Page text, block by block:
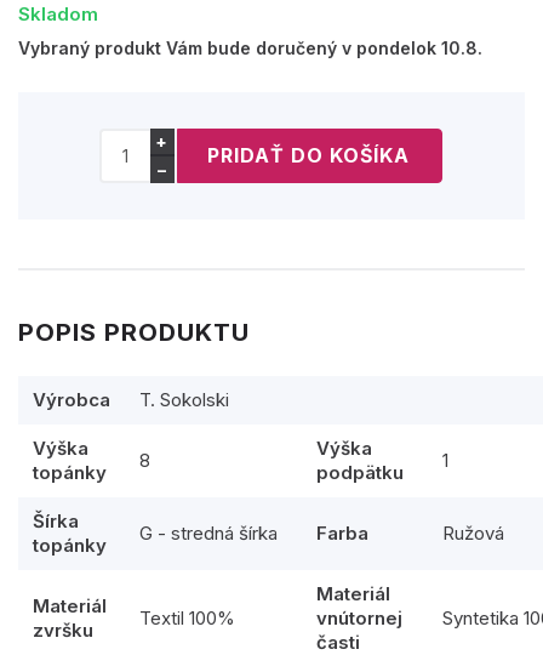
Skladom
Vybraný produkt Vám bude doručený v pondelok 10.8.
+
−
POPIS PRODUKTU
Výrobca T. Sokolski
Výška
topánky
8
Výška
podpätku
1
Šírka
topánky
G - stredná šírka Farba Ružová
Materiál
zvršku
Textil 100%
Materiál
vnútornej
časti
Syntetika